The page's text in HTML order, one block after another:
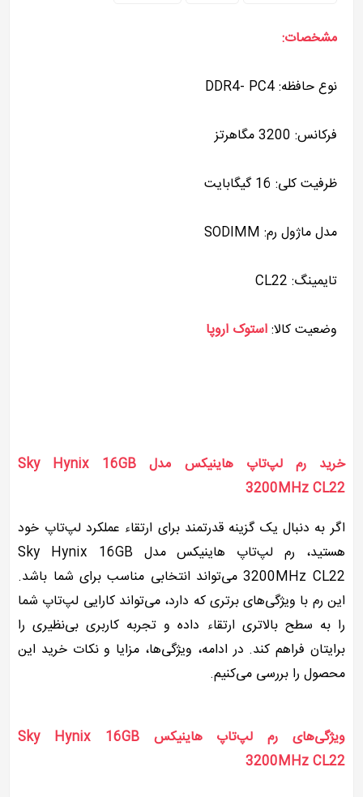
مشخصات:
نوع حافظه: DDR4- PC4
فرکانس: 3200 مگاهرتز
ظرفیت کلی: 16 گیگابایت
مدل ماژول رم: SODIMM
تایمینگ: CL22
وضعیت کالا:استوک اروپا
خرید رم لپ‌تاپ هاینیکس مدل Sky Hynix 16GB
3200MHz CL22
اگر به دنبال یک گزینه قدرتمند برای ارتقاء عملکرد لپ‌تاپ خود
هستید، رم لپ‌تاپ هاینیکس مدل Sky Hynix 16GB
3200MHz CL22 می‌تواند انتخابی مناسب برای شما باشد.
این رم با ویژگی‌های برتری که دارد، می‌تواند کارایی لپ‌تاپ شما
را به سطح بالاتری ارتقاء داده و تجربه کاربری بی‌نظیری را
برایتان فراهم کند. در ادامه، ویژگی‌ها، مزایا و نکات خرید این
محصول را بررسی می‌کنیم.
ویژگی‌های رم لپ‌تاپ هاینیکس Sky Hynix 16GB
3200MHz CL22